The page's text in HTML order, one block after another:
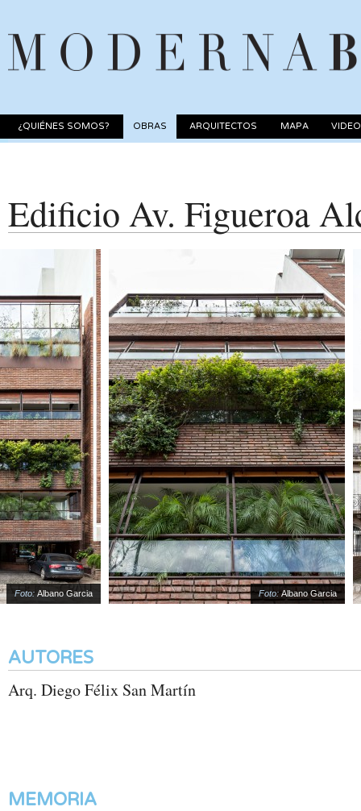
¿QUIÉNES SOMOS? OBRAS ARQUITECTOS MAPA
Edificio Av. Figueroa
Foto:Albano Garcia Foto:Albano Garcia
AUTORES
Arq. Diego Félix San Martín
MEMORIA